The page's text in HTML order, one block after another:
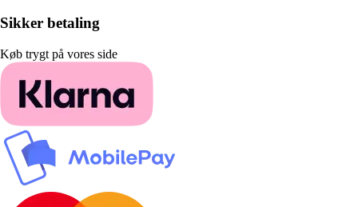
Sikker betaling
Køb trygt på vores side